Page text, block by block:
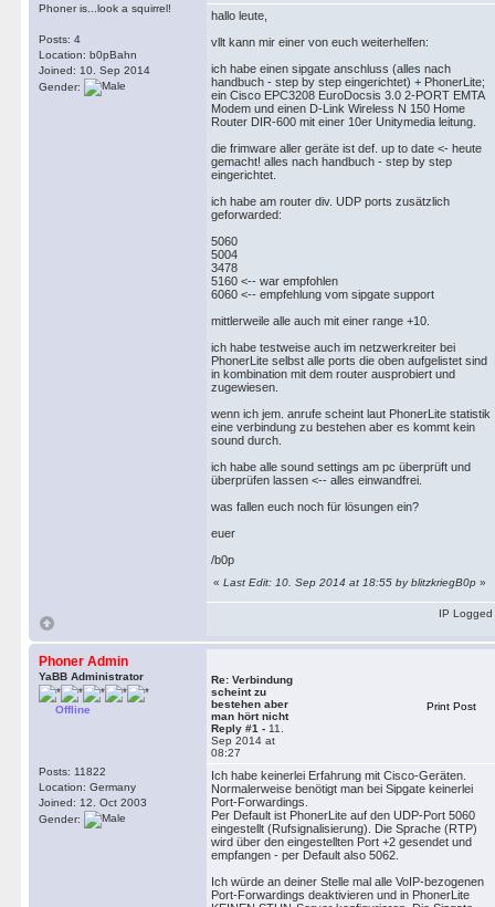
Phoner is...look a squirrel!
Posts: 4
Location: b0pBahn
Joined: 10. Sep 2014
Gender:
hallo leute,
vllt kann mir einer von euch weiterhelfen:
ich habe einen sipgate anschluss (alles nach
handbuch - step by step eingerichtet) + PhonerLite;
ein Cisco EPC3208 EuroDocsis 3.0 2-PORT EMTA
Modem und einen D-Link Wireless N 150 Home
Router DIR-600 mit einer 10er Unitymedia leitung.
die frimware aller geräte ist def. up to date <- heute
gemacht! alles nach handbuch - step by step
eingerichtet.
ich habe am router div. UDP ports zusätzlich
geforwarded:
5060
5004
3478
5160 <-- war empfohlen
6060 <-- empfehlung vom sipgate support
mittlerweile alle auch mit einer range +10.
ich habe testweise auch im netzwerkreiter bei
PhonerLite selbst alle ports die oben aufgelistet sind
in kombination mit dem router ausprobiert und
zugewiesen.
wenn ich jem. anrufe scheint laut PhonerLite statistik
eine verbindung zu bestehen aber es kommt kein
sound durch.
ich habe alle sound settings am pc überprüft und
überprüfen lassen <-- alles einwandfrei.
was fallen euch noch für lösungen ein?
euer
/b0p
«Last Edit: 10. Sep 2014 at 18:55 by blitzkriegB0p »
IP Logged
Phoner Admin
YaBB Administrator
Offline
Posts: 11822
Location: Germany
Joined: 12. Oct 2003
Gender:
Re: Verbindung
scheint zu
bestehen aber
man hört nicht
Reply #1 - 11.
Sep 2014 at
08:27
Print Post
Ich habe keinerlei Erfahrung mit Cisco-Geräten.
Normalerweise benötigt man bei Sipgate keinerlei
Port-Forwardings.
Per Default ist PhonerLite auf den UDP-Port 5060
eingestellt (Rufsignalisierung). Die Sprache (RTP)
wird über den eingestellten Port +2 gesendet und
empfangen - per Default also 5062.
Ich würde an deiner Stelle mal alle VoIP-bezogenen
Port-Forwardings deaktivieren und in PhonerLite